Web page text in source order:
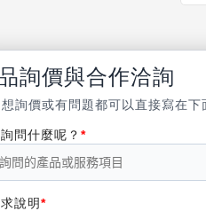
詢價與合作洽詢
詢價或有問題都可以直接寫在
問什麼呢？
說明